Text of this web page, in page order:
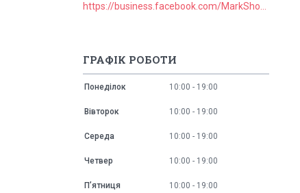
ГРАФІК РОБОТИ
Понеділок 10:00 19:00
Вівторок 10:00 19:00
Середа 10:00 19:00
Четвер 10:00 19:00
Пʼятниця 10:00 19:00